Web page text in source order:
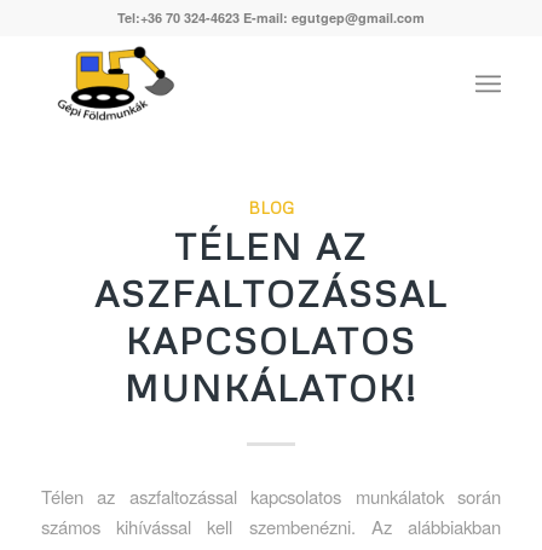
Tel:+36 70 324-4623 E-mail: egutgep@gmail.com
BLOG
TÉLEN AZ
ASZFALTOZÁSSAL
KAPCSOLATOS
MUNKÁLATOK!
Télen az aszfaltozással kapcsolatos munkálatok során
számos kihívással kell szembenézni. Az alábbiakban